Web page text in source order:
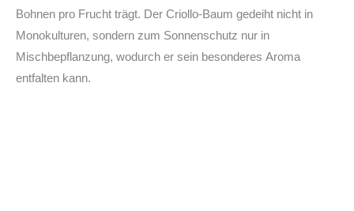
Bohnen pro Frucht trägt. Der Criollo-Baum gedeiht nicht in
Monokulturen, sondern zum Sonnenschutz nur in
Mischbepflanzung, wodurch er sein besonderes Aroma
entfalten kann.